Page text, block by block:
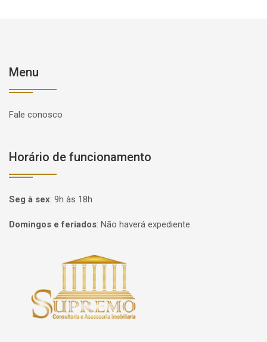
Menu
Fale conosco
Horário de funcionamento
Seg à sex: 9h às 18h
Domingos e feriados: Não haverá expediente
Página inicial